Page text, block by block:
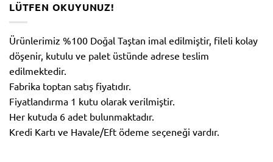
LÜTFEN OKUYUNUZ!
Ürünlerimiz %100 Doğal Taştan imal edilmiştir, fileli kolay
döşenir, kutulu ve palet üstünde adrese teslim
edilmektedir.
Fabrika toptan satış fiyatıdır.
Fiyatlandırma 1 kutu olarak verilmiştir.
Her kutuda 6 adet bulunmaktadır.
Kredi Kartı ve Havale/Eft ödeme seçeneği vardır.